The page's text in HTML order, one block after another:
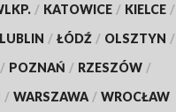
/ KATOWICE / KIELCE /
LUBLIN / ŁÓDŹ / OLSZTYN /
/ POZNAŃ / RZESZÓW /
/ WARSZAWA / WROCŁAW